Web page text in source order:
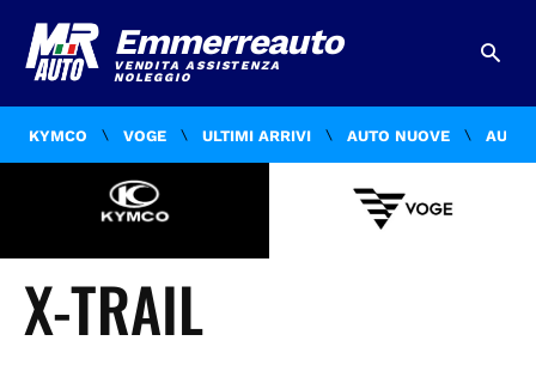
Emmerreauto
VENDITA ASSISTENZA
NOLEGGIO
KYMCO VOGE ULTIMI ARRIVI AUTO NUOVE AUTO
X-TRAIL